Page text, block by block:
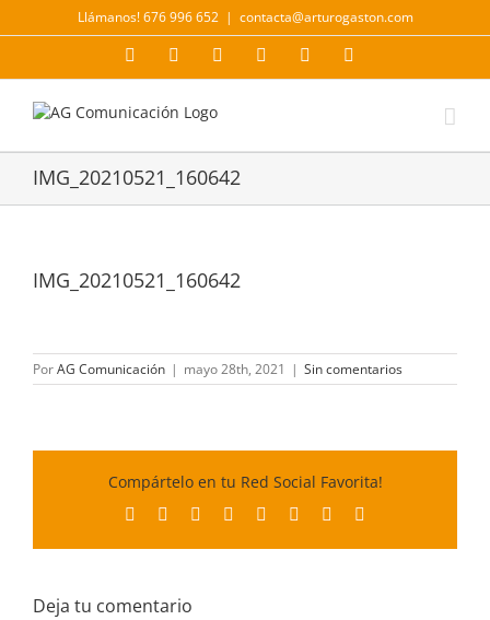
al
Llámanos! 676 996 652 | contacta@arturogaston.com
Facebook YouTubeInstagramLinkedIn
IMG_20210521_160642
IMG_20210521_160642
PorAG Comunicación | mayo 28th, 2021 | Sin comentarios
Compártelo en tu Red Social Favorita!
Facebook Reddit LinkedIn
TumblrPinterest
Deja tu comentario